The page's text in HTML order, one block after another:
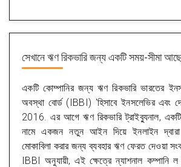
সেখানে ঋণ রিকভারি জন্য একটি সময়-সীমা
একটি কোম্পানির জন্য ঋণ রিকভারি ভারতের
অবস্থা বোর্ড (IBBI) 'হিসাবে ইনসলেভির এবং
2016. এর আগে ঋণ রিকভারি ট্রাইব্যুনাল, একটি
নামে একজন নতুন আইন দিয়ে ইনলাইন দ্বারা
মোকাবিলা করার জন্য ব্যবহার ঋণ ফেরত দেওয়া
IBBI অনুযায়ী, এই ক্ষেত্রে ন্যাশনাল কম্পানি